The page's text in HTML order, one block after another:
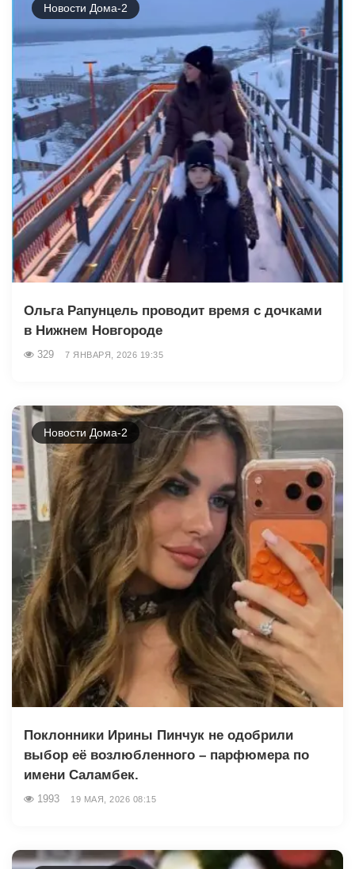
Новости Дома-2
Ольга Рапунцель проводит время с дочками
в Нижнем Новгороде
329 7 ЯНВАРЯ, 2026 19:35
Новости Дома-2
Поклонники Ирины Пинчук не одобрили
выбор её возлюбленного – парфюмера по
имени Саламбек.
1993 19 МАЯ, 2026 08:15